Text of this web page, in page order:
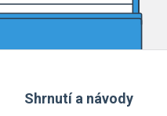
Shrnutí a návody